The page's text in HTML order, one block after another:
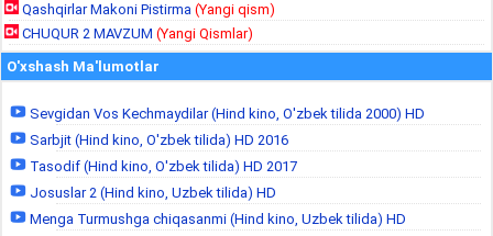
Qashqirlar Makoni Pistirma (Yangi qism)
CHUQUR 2 MAVZUM (Yangi Qismlar)
O'xshash Ma'lumotlar
Sevgidan Vos Kechmaydilar (Hind kino, O'zbek tilida 2000) HD
Sarbjit (Hind kino, O'zbek tilida) HD 2016
Tasodif (Hind kino, O'zbek tilida) HD 2017
Josuslar 2 (Hind kino, Uzbek tilida) HD
Menga Turmushga chiqasanmi (Hind kino, Uzbek tilida) HD